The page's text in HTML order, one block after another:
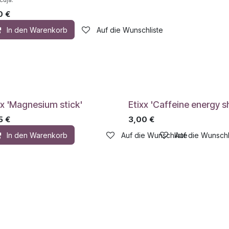
€
In den Warenkorb Auf die Wunschliste
'Magnesium stick'
€
In den Warenkorb Auf die Wunschliste
Etixx 'Caffeine energy
3,00 €
Auf die